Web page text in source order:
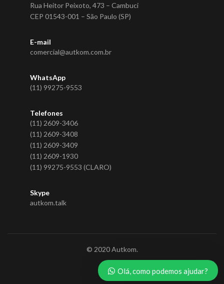
Rua Heitor Peixoto, 473 – Cambuci
CEP 01543-001 – São Paulo (SP)
E-mail
comercial@autkom.com.br
WhatsApp
(11) 99275-9553
Telefones
(11) 2609-3406
(11) 2609-3408
(11) 2609-3409
(11) 2609-1930
(11) 99275-9553 (CLARO)
Skype
autkom.talk
© 2020 Autkom.
Olá, como podemos ajudar?